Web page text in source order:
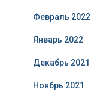
Февраль 2022
Январь 2022
Декабрь 2021
Ноябрь 2021